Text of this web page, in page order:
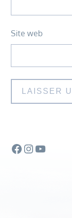
Site web
Facebook
Instagram
YouTube